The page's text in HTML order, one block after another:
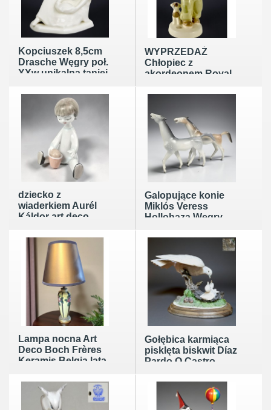
Kopciuszek 8,5cm
Drasche Węgry poł.
XXw unikalna taniej
WYPRZEDAŻ
Chłopiec z
akordeonem Royal
wys17,5cm
dziecko z
wiaderkiem Aurél
Káldor art deco
lata 60te
Galopujące konie
Miklós Veress
Hollohaza Węgry
Lampa nocna Art
Deco Boch Frères
Keramis Belgia lata
abażurem
Gołębica karmiąca
pisklęta biskwit Díaz
Pardo O Castro
50/60te